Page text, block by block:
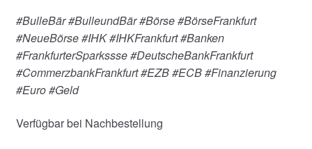
#BulleBär #BulleundBär #Börse #BörseFrankfurt
#NeueBörse #IHK #IHKFrankfurt #Banken
#FrankfurterSparkssse #DeutscheBankFrankfurt
#CommerzbankFrankfurt #EZB #ECB #Finanzierung
#Euro #Geld
Verfügbar bei Nachbestellung